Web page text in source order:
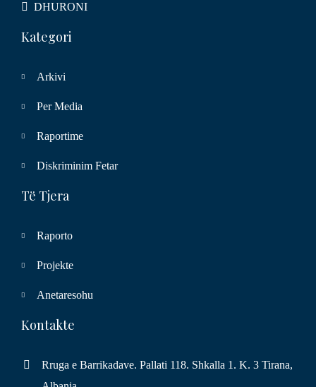
DHURONI
Kategori
Arkivi
Per Media
Raportime
Diskriminim Fetar
Të Tjera
Raporto
Projekte
Anetaresohu
Kontakte
Rruga e Barrikadave. Pallati 118. Shkalla 1. K. 3 Tirana,